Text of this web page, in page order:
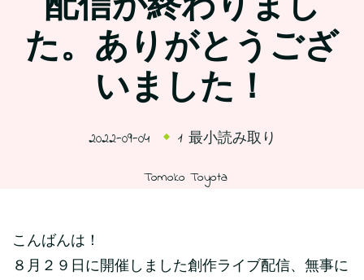
た。ありがとうござ
いました！
2022-09-04 1 最小読み取り
Tomoko Toyota
こんばんは！
８月２９日に開催しました創作ライブ配信、無事に